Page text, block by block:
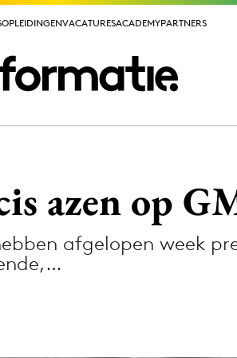
OPLEIDINGENVACATURESACADEMYPARTNERS
OPLEIDINGENVACATURESACADEMYPARTNERS
azen op
afgelopen week